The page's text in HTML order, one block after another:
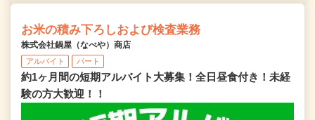
お米の積み下ろしおよび検査業務
株式会社鍋屋（なべや）商店
アルバイト パート
約1ヶ月間の短期アルバイト大募集！全日昼食付き！未経
験の方大歓迎！！